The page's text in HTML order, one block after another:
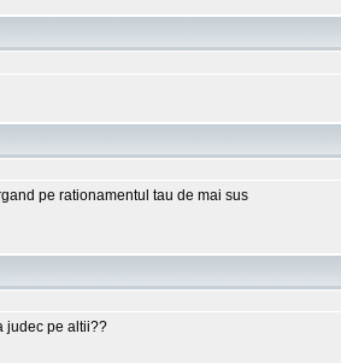
pe rationamentul tau de mai sus
judec pe altii??